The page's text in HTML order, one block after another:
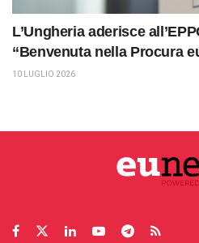
L’Ungheria aderisce
“Benvenuta nella Procura
10 LUGLIO 2026